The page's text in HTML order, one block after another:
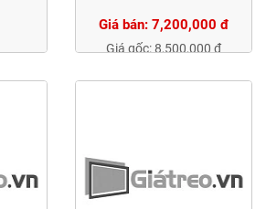
Giá bán: 7,200,000 đ
Giá gốc: 8,500,000 đ